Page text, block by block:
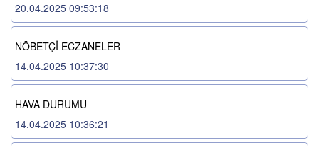
20.04.2025 09:53:18
NÖBETÇİ ECZANELER
14.04.2025 10:37:30
HAVA DURUMU
14.04.2025 10:36:21